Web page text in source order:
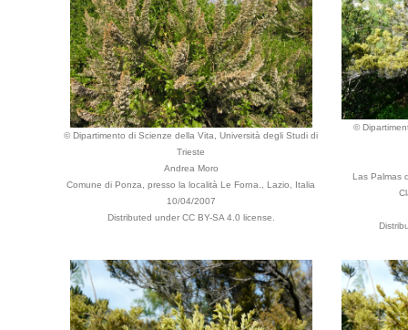
© Dipartimento di Scienze della Vita, Università degli Studi di
Trieste
Andrea Moro
Comune di Ponza, presso la località Le Forna., Lazio, Italia
10/04/2007
Distributed under CC BY-SA 4.0 license.
©
Las Palmas